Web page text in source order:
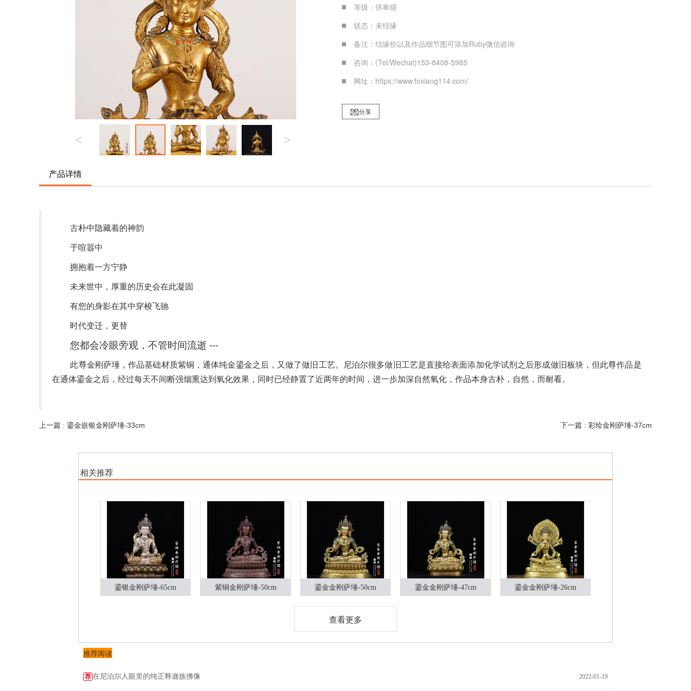
>
<
等级：供奉级
状态：未结缘
备注：结缘价以及作品细节图可添加Ruby微信咨询
咨询：(Tel/Wechat)153-8408-5985
网址：https://www.foxiang114.com/
分享
产品详情
古朴中隐藏着的神韵
于喧嚣中
拥抱着一方宁静
未来世中，厚重的历史会在此凝固
有您的身影在其中穿梭飞驰
时代变迁，更替
您都会冷眼旁观，不管时间流逝 ---
此尊金刚萨埵，作品基础材质紫铜，通体纯金鎏金之后，又做了做旧工艺。尼泊尔很多做旧工艺是直接给表面添加化学试剂之后形成做旧板块，但此尊作品是
在通体鎏金之后，经过每天不间断强烟熏达到氧化效果，同时已经静置了近两年的时间，进一步加深自然氧化，作品本身古朴，自然，而耐看。
上一篇 : 鎏金嵌银金刚萨埵-33cm 下一篇 : 彩绘金刚萨埵-37cm
相关推荐
鎏银金刚萨埵-65cm 紫铜金刚萨埵-50cm 鎏金金刚萨埵-50cm 鎏金金刚萨埵-47cm 鎏金金刚萨埵-26cm
查看更多
推荐阅读
荐 在尼泊尔人眼里的纯正释迦族佛像 2022-01-19